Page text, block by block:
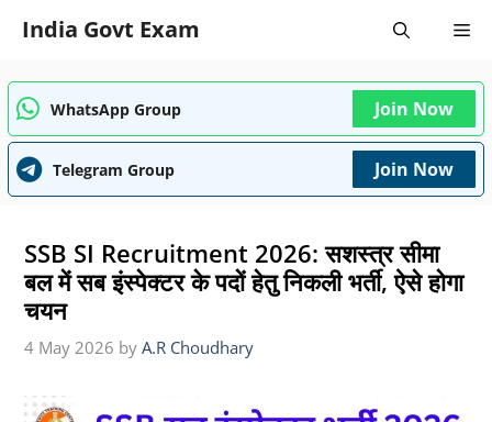
India Govt Exam
WhatsApp Group Join Now
Telegram Group Join Now
SSB SI Recruitment 2026: सशस्त्र सीमा
बल में सब इंस्पेक्टर के पदों हेतु निकली भर्ती, ऐसे होगा
चयन
4 May 2026 by A.R Choudhary